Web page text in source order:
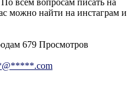
По всем вопросам писать на
можно найти на инстаграм и
679 Просмотров